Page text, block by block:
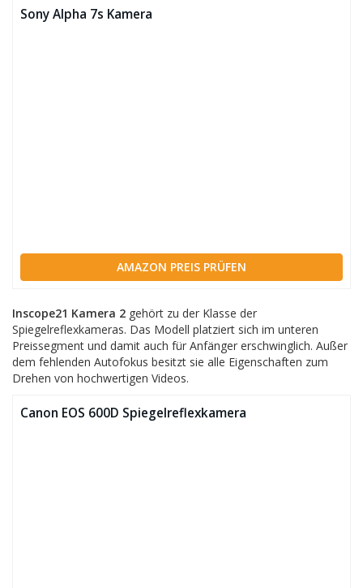
Sony Alpha 7s Kamera
AMAZON PREIS PRÜFEN
Inscope21 Kamera 2 gehört zu der Klasse der
Spiegelreflexkameras. Das Modell platziert sich im unteren
Preissegment und damit auch für Anfänger erschwinglich. Außer
dem fehlenden Autofokus besitzt sie alle Eigenschaften zum
Drehen von hochwertigen Videos.
Canon EOS 600D Spiegelreflexkamera